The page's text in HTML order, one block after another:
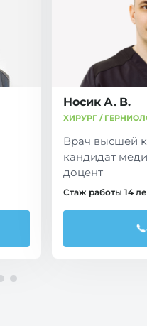
Носик А. В.
ХИРУРГ /
Врач высшей
кандидат
доцент
Стаж работы 14